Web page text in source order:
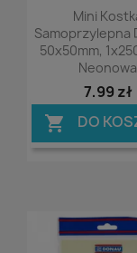

Mini
Samoprzylepna
50x50mm,
Neonowa
7,99 zł
 DO